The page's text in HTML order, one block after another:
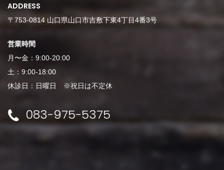
ADDRESS
〒753-0814 山口県山口市吉敷下東4丁目4番3号
営業時間
月〜金：9:00-20:00
土：9:00-18:00
休診日：日曜日 ※祝日は不定休
083-975-5375